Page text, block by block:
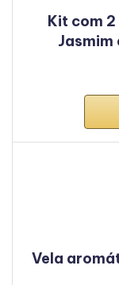
Kit com
Jasmim
Vela